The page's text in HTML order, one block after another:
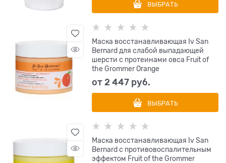
ВЫБРАТЬ
Маска восстанавливающая Iv San
Bernard для слабой выпадающей
шерсти с протеинами овса Fruit of
the Grommer Orange
от2 447 руб.
ВЫБРАТЬ
Маска восстанавливающая Iv San
Bernard с противовоспалительным
эффектом Fruit of the Grommer